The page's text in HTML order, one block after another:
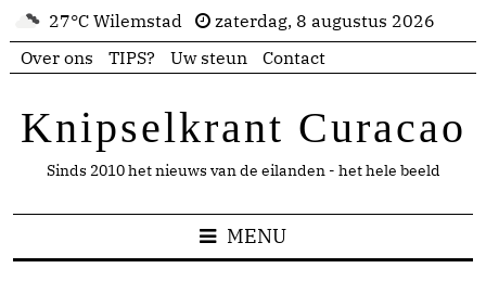
27°C Wilemstad
zaterdag, 8 augustus 2026
Over ons
TIPS? Uw steun Contact
Knipselkrant Curacao
Sinds 2010 het nieuws van de eilanden - het hele beeld
MENU